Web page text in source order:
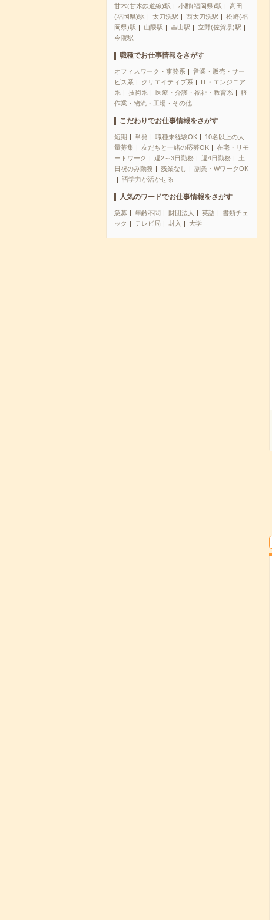
甘木(甘木鉄道線)駅 小郡(福岡県)駅
高田
(福岡県)駅
太刀洗駅 西太刀洗駅
松崎(福
岡県)駅
山隈駅 基山駅
立野(佐賀県)駅
今隈駅
職種でお仕事情報をさがす
オフィスワーク・事務系
営業・販売・サー
ビス系
クリエイティブ系
IT・エンジニア
系
技術系 医療・介護・福祉・教育系
軽
作業・物流・工場・その他
こだわりでお仕事情報をさがす
短期 単発 職種未経験OK
10名以上の大
量募集
友だちと一緒の応募OK
在宅・リモ
ートワーク
週2～3日勤務 週4日勤務
土
日祝のみ勤務
残業なし
副業・WワークOK
語学力が活かせる
人気のワードでお仕事情報をさがす
急募 年齢不問 財団法人 英語
書類チェ
ック
テレビ局 封入 大学